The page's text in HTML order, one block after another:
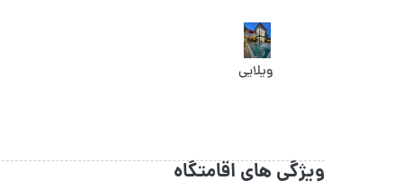
ویلایی
ویژگی های اقامتگاه